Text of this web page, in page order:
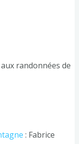
randonnées de
: Fabrice